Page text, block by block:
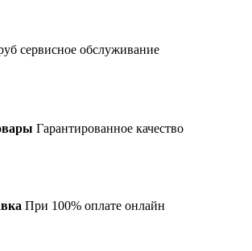
сервисное обслуживание
Гарантированное качество
При 100% оплате онлайн